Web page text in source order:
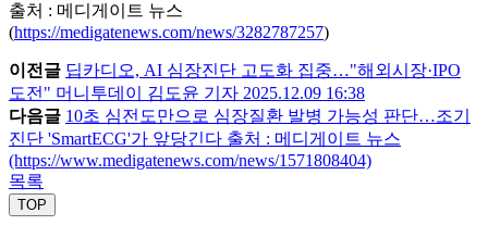
출처 : 메디게이트 뉴스
(https://medigatenews.com/news/3282787257)
이전글 딥카디오, AI 심장진단 고도화 집중…"해외시장·IPO
도전" 머니투데이 김도윤 기자 2025.12.09 16:38
다음글 10초 심전도만으로 심장질환 발병 가능성 판단…조기
진단 'SmartECG'가 앞당긴다 출처 : 메디게이트 뉴스
(https://www.medigatenews.com/news/1571808404)
목록
TOP